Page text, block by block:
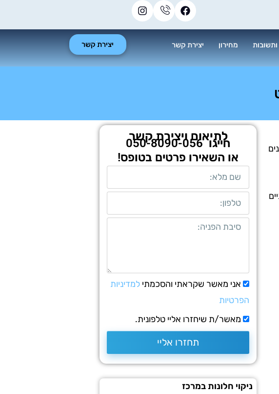
מחירון יצירת קשר יצירת קשר
לתיאום ויצירת קשר
חייגו050-8090-056
או השאירו פרטים בטופס!
אני מאשר שקראתי והסכמתי למדיניות
הפרטיות
מאשר/ת שיחזרו אליי טלפונית.
תחזרו אליי
ניקוי חלונות במרכז